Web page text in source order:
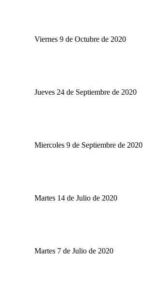
Viernes 9 de Octubre de 2020
Jueves 24 de Septiembre de 2020
Miercoles 9 de Septiembre de 2020
Martes 14 de Julio de 2020
Martes 7 de Julio de 2020